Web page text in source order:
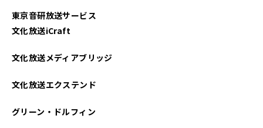
東京音研放送サービス
文化放送iCraft
文化放送メディアブリッジ
文化放送エクステンド
グリーン・ドルフィン